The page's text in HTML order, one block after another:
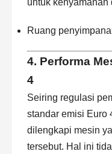
untuk
Ruang
4. Performa
4
Seiring regulasi
standar emisi Euro
dilengkapi mesin
tersebut. Hal ini